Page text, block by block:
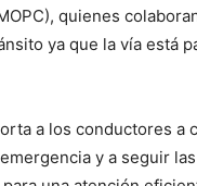
quienes
ya que la vía está
a los conductores a
y a seguir